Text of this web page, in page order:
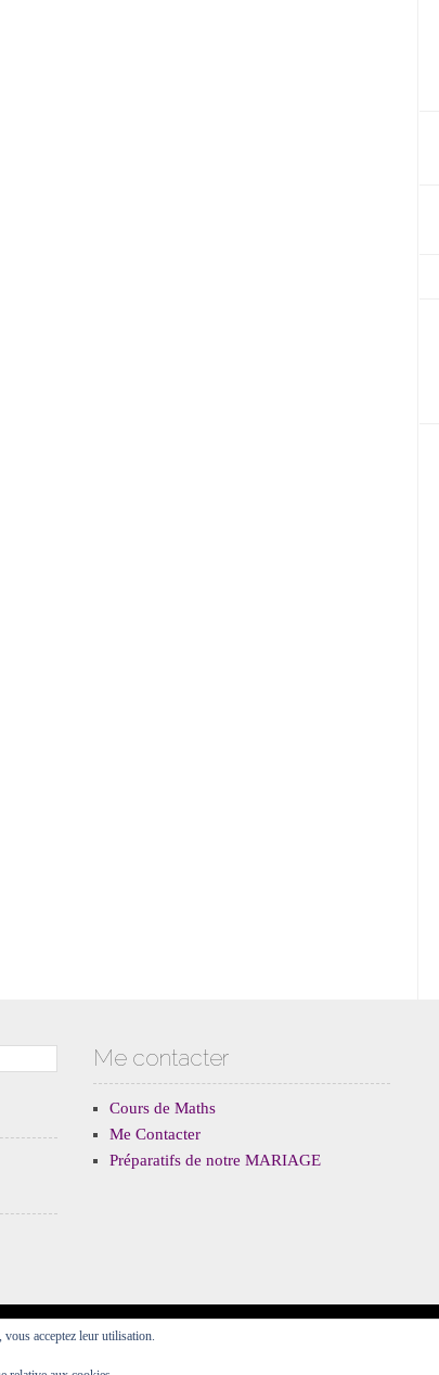
Me contacter
Cours de Maths
Me Contacter
Préparatifs de notre MARIAGE
Fièrement propulsé par WordPress
acceptez leur utilisation.